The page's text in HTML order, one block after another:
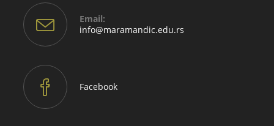
Email:
info@maramandic.edu.rs
Facebook